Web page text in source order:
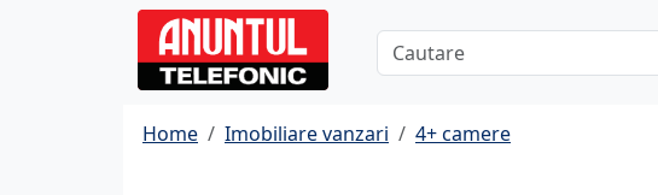
Home Imobiliare vanzari 4+ camere